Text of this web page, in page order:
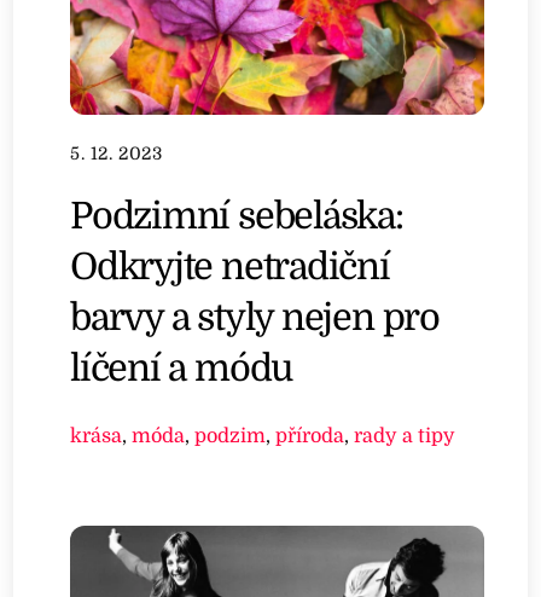
5. 12. 2023
Podzimní sebeláska:
Odkryjte netradiční
barvy a styly nejen pro
líčení a módu
krása,móda,podzim,příroda,rady a tipy